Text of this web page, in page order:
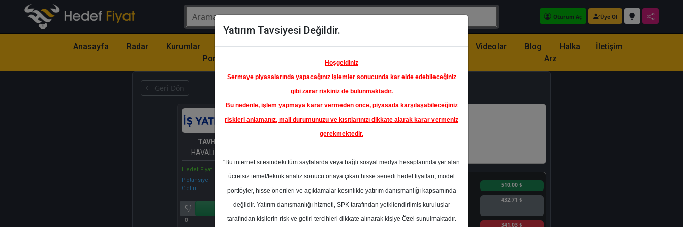
Oturum Aç Üye Ol
Anasayfa Radar Kurumlar
Model
Portföy
Hisse
Öne
Çıkanlar
Raporlar Partnerlerimiz Videolar Blog
Halka
Arz
İletişim
Geri Dön
TAVHL
HAVALİMANLARI
HOLDİNG A.Ş.
Hedef Fiyat
Potansiyel
Getiri
%0.00
0 0
En Yüksek Tahmin 510,00 ₺
Ortalama Fiyat
Tahmini
432,71 ₺
341,03 ₺
Yatırım Tavsiyesi Değildir.
Hoşgeldiniz
Sermaye piyasalarında yapacağınız işlemler sonucunda kar elde edebileceğiniz
gibi zarar riskiniz de bulunmaktadır.
Bu nedenle, işlem yapmaya karar vermeden önce, piyasada karşılaşabileceğiniz
riskleri anlamanız, mali durumunuzu ve kısıtlarınızı dikkate alarak karar vermeniz
gerekmektedir.
"Bu internet sitesindeki tüm sayfalarda veya bağlı sosyal medya hesaplarında yer alan
ücretsiz temel/teknik analiz sonucu ortaya çıkan hisse senedi hedef fiyatları, model
portföyler, hisse önerileri ve açıklamalar kesinlikle yatırım danışmanlığı kapsamında
değildir. Yatırım danışmanlığı hizmeti, SPK tarafından yetkilendirilmiş kuruluşlar
tarafından kişilerin risk ve getiri tercihleri dikkate alınarak kişiye Özel sunulmaktadır.